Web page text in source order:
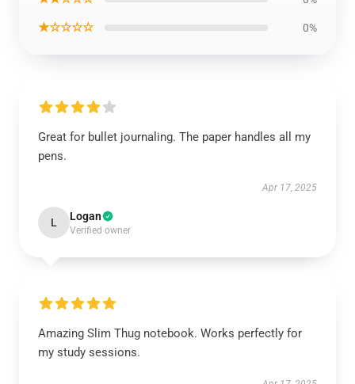
★☆☆☆☆ 0%
Great for bullet journaling. The paper handles all my
pens.
Apr 17, 2025
L Logan
Verified owner
Amazing Slim Thug notebook. Works perfectly for
my study sessions.